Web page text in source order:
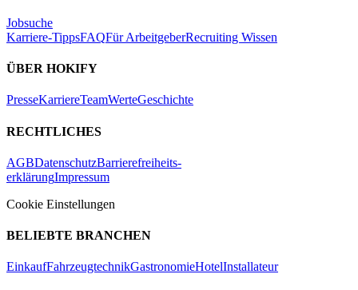
Jobsuche
Karriere-TippsFAQFür ArbeitgeberRecruiting Wissen
ÜBER HOKIFY
PresseKarriereTeamWerteGeschichte
RECHTLICHES
AGBDatenschutzBarrierefreiheits-
erklärungImpressum
Cookie Einstellungen
BELIEBTE BRANCHEN
EinkaufFahrzeugtechnikGastronomieHotelInstallateur